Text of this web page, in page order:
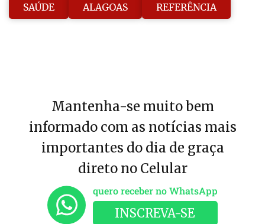
SAÚDE ALAGOAS REFERÊNCIA
Mantenha-se muito bem
informado com as notícias mais
importantes do dia de graça
direto no Celular
quero receber no WhatsApp
INSCREVA-SE